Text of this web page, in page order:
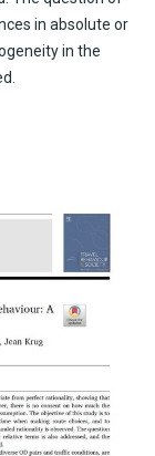
in absolute or
in the